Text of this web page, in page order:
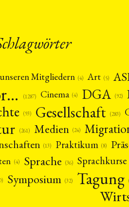
Mitgliedern (4) Art (5)
(1287) Cinema (4) DGA (92)
(93) Gesellschaft (283)
(261) Medien (24)
(13) Praktikum (8)
(4) Sprache (36) Sprachkurse
Symposium (32) Tagung